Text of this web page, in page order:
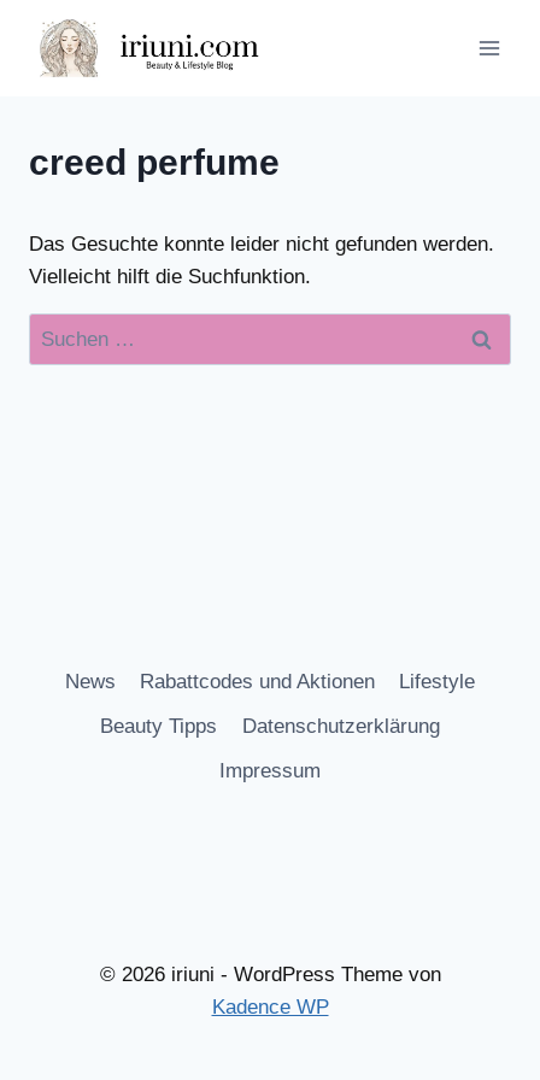
Inhalt
springen
creed perfume
Das Gesuchte konnte leider nicht gefunden werden.
Vielleicht hilft die Suchfunktion.
Suchen
nach:
News Rabattcodes und Aktionen
Lifestyle
Beauty Tipps
Datenschutzerklärung
Impressum
© 2026 iriuni - WordPress Theme von
Kadence WP